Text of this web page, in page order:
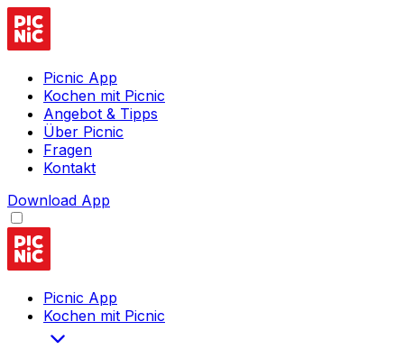
Picnic App
Kochen mit Picnic
Angebot & Tipps
Über Picnic
Fragen
Kontakt
Download App
Picnic App
Kochen mit Picnic